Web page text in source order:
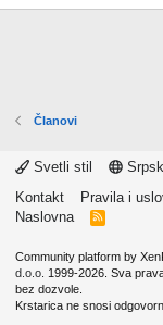
Članovi
Svetli stil
Kontakt
Pravila i
Naslovna
R
Community platform by
d.o.o. 1999-2026. Sva
bez dozvole.
Krstarica ne snosi